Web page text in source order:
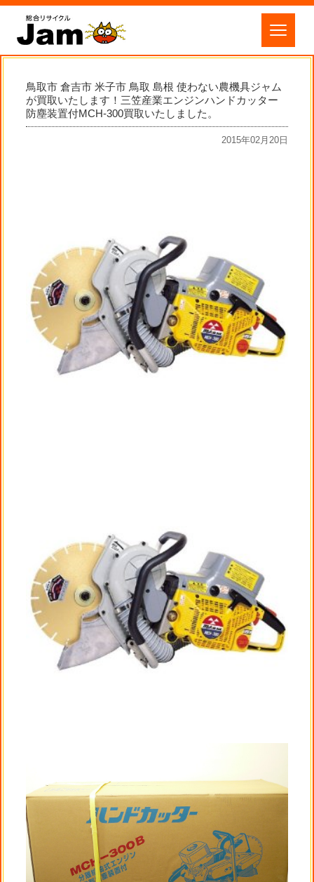
鳥取市 倉吉市 米子市 鳥取 島根 使わない農機具ジャム
が買取いたします！三笠産業エンジンハンドカッター
防塵装置付MCH-300買取いたしました。
2015年02月20日